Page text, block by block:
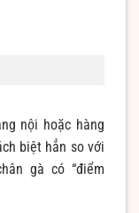
nội hoặc hàng
biệt hẳn so với
gà có “điểm